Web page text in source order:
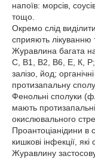
напоїв: морсів,
тощо.
Окремо слід
сприяють лікуванню
Журавлина багата на
С, В1, В2, В6, Е, К, Р;
залізо, йод;
протизапальну
Фенольні сполуки
мають
окислювального
Проантоціанідини в
кишкові інфекції,
Журавлину